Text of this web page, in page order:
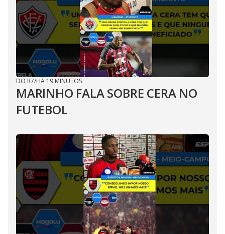
DO R7/HÁ 19 MINUTOS
MARINHO FALA SOBRE CERA NO
FUTEBOL